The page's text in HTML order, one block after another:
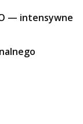
— intensywne